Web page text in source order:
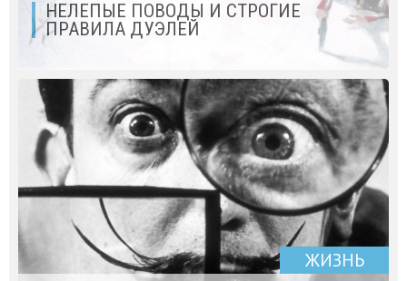
НЕЛЕПЫЕ ПОВОДЫ И СТРОГИЕ
ПРАВИЛА ДУЭЛЕЙ
ЖИЗНЬ